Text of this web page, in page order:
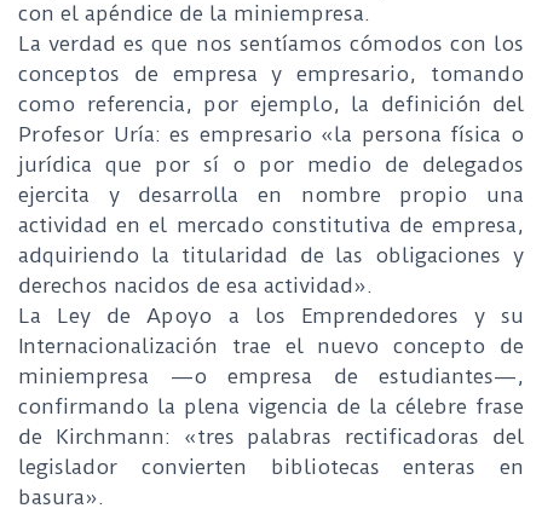
con el apéndice de la miniempresa.
La verdad es que nos sentíamos cómodos con los
conceptos de empresa y empresario, tomando
como referencia, por ejemplo, la definición del
Profesor Uría: es empresario «la persona física o
jurídica que por sí o por medio de delegados
ejercita y desarrolla en nombre propio una
actividad en el mercado constitutiva de empresa,
adquiriendo la titularidad de las obligaciones y
derechos nacidos de esa actividad».
La Ley de Apoyo a los Emprendedores y su
Internacionalización trae el nuevo concepto de
miniempresa —o empresa de estudiantes—,
confirmando la plena vigencia de la célebre frase
de Kirchmann: «tres palabras rectificadoras del
legislador convierten bibliotecas enteras en
basura».